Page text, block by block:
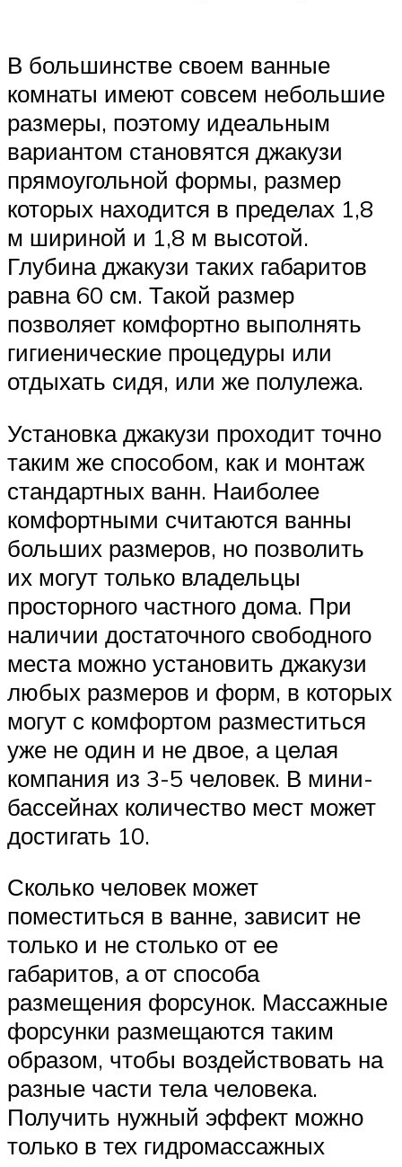
В большинстве своем ванные
комнаты имеют совсем небольшие
размеры, поэтому идеальным
вариантом становятся джакузи
прямоугольной формы, размер
которых находится в пределах 1,8
м шириной и 1,8 м высотой.
Глубина джакузи таких габаритов
равна 60 см. Такой размер
позволяет комфортно выполнять
гигиенические процедуры или
отдыхать сидя, или же полулежа.
Установка джакузи проходит точно
таким же способом, как и монтаж
стандартных ванн. Наиболее
комфортными считаются ванны
больших размеров, но позволить
их могут только владельцы
просторного частного дома. При
наличии достаточного свободного
места можно установить джакузи
любых размеров и форм, в которых
могут с комфортом разместиться
уже не один и не двое, а целая
компания из 3-5 человек. В мини-
бассейнах количество мест может
достигать 10.
Сколько человек может
поместиться в ванне, зависит не
только и не столько от ее
габаритов, а от способа
размещения форсунок. Массажные
форсунки размещаются таким
образом, чтобы воздействовать на
разные части тела человека.
Получить нужный эффект можно
только в тех гидромассажных